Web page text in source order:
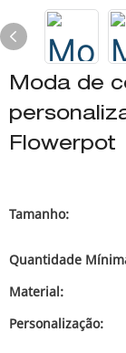
Moda de
Flowerpot
Tamanho:
Quantidade
Material:
Personalização: